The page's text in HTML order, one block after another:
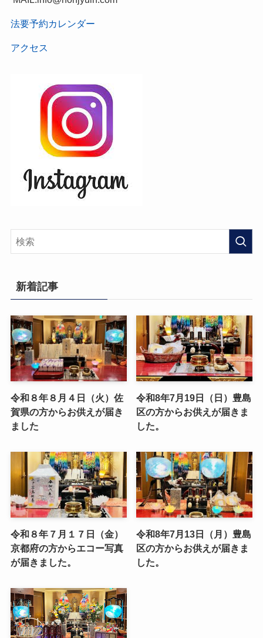
法要予約カレンダー
アクセス
新着記事
令和８年８月４日（火）佐
賀県の方からお供えが届き
ました
令和8年7月19日（日）豊島
区の方からお供えが届きま
した。
令和８年７月１７日（金）
京都府の方からエコー写真
が届きました。
令和8年7月13日（月）豊島
区の方からお供えが届きま
した。